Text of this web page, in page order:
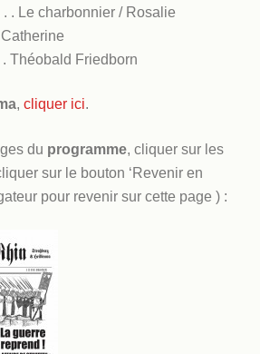
. Le charbonnier / Rosalie
Théobald Friedborn
,cliquer ici.
du programme, cliquer sur les
sur le bouton ‘Revenir en
pour revenir sur cette page ) :